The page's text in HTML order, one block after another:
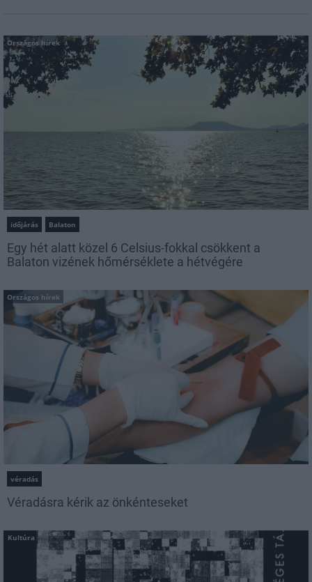
Országos hírek
időjárás Balaton
Egy hét alatt közel 6 Celsius-fokkal csökkent a
Balaton vizének hőmérséklete a hétvégére
Országos hírek
véradás
Véradásra kérik az önkénteseket
Kultúra